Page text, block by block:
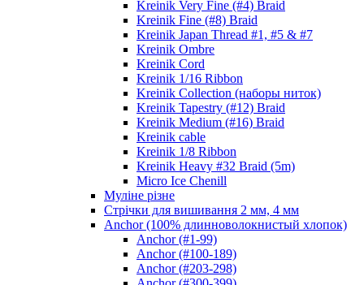
Kreinik Very Fine (#4) Braid
Kreinik Fine (#8) Braid
Kreinik Japan Thread #1, #5 & #7
Kreinik Ombre
Kreinik Cord
Kreinik 1/16 Ribbon
Kreinik Collection (наборы ниток)
Kreinik Tapestry (#12) Braid
Kreinik Medium (#16) Braid
Kreinik cable
Kreinik 1/8 Ribbon
Kreinik Heavy #32 Braid (5m)
Micro Ice Chenill
Муліне різне
Стрічки для вишивання 2 мм, 4 мм
Anchor (100% длинноволокнистый хлопок)
Anchor (#1-99)
Anchor (#100-189)
Anchor (#203-298)